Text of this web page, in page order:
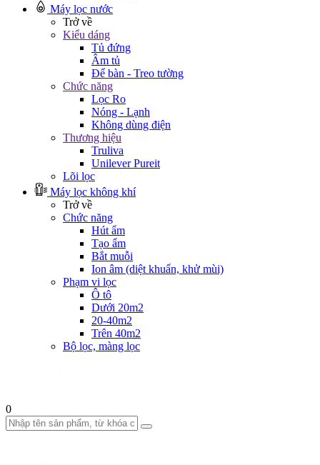
Máy lọc nước
Trở về
Kiểu dáng
Tủ đứng
Âm tủ
Để bàn - Treo tường
Chức năng
Lọc Ro
Nóng - Lạnh
Không dùng điện
Thương hiệu
Truliva
Unilever Pureit
Lõi lọc
Máy lọc không khí
Trở về
Chức năng
Hút ẩm
Tạo ẩm
Bắt muỗi
Ion âm (diệt khuẩn, khử mùi)
Phạm vi lọc
Ô tô
Dưới 20m2
20-40m2
Trên 40m2
Bộ lọc, màng lọc
0